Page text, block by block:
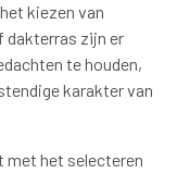
kiezen van
dakterras zijn er
te houden,
karakter van
met het selecteren